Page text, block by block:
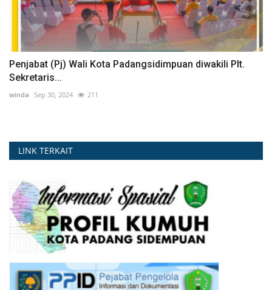
Penjabat (Pj) Wali Kota Padangsidimpuan diwakili Plt.
Sekretaris...
winda Sep 30, 2024 211
LINK TERKAIT